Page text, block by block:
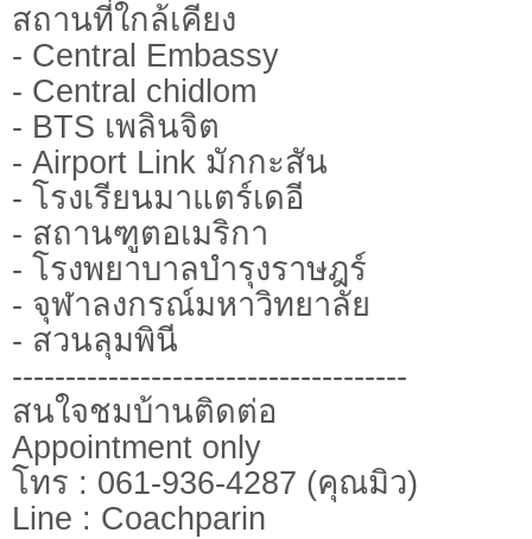
สถานที่ใกล้เคียง
- Central Embassy
- Central chidlom
- BTS เพลินจิต
- Airport Link มักกะสัน
- โรงเรียนมาแตร์เดอี
- สถานฑูตอเมริกา
- โรงพยาบาลบำรุงราษฎร์
- จุฬาลงกรณ์มหาวิทยาลัย
- สวนลุมพินี
-------------------------------------
สนใจชมบ้านติดต่อ
Appointment only
โทร : 061-936-4287 (คุณมิว)
Line : Coachparin